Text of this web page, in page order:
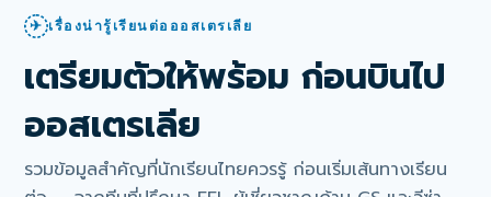
✈ เรื่องน่ารู้เรียนต่อออสเตรเลีย
เตรียมตัวให้พร้อม ก่อนบินไป
ออสเตรเลีย
รวมข้อมูลสำคัญที่นักเรียนไทยควรรู้ ก่อนเริ่มเส้นทางเรียน